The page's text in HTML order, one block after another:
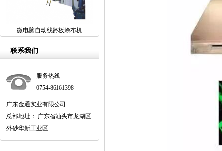
微电脑自动线路板涂布机
联系我们
服务热线
0754-86161398
广东金通实业有限公司
总部地址： 广东省汕头市龙湖区
外砂华新工业区